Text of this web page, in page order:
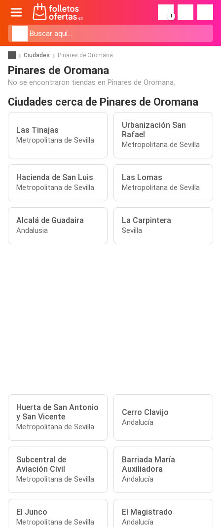
!
Ciudades Pinares de Oromana
Pinares de Oromana
No se encontraron tiendas en Pinares de Oromana.
Ciudades cerca de Pinares de Oromana
Las Tinajas
Metropolitana de Sevilla
Urbanización San
Rafael
Metropolitana de Sevilla
Hacienda de San Luis
Metropolitana de Sevilla
Las Lomas
Metropolitana de Sevilla
Alcalá de Guadaira
Andalusia
La Carpintera
Sevilla
Huerta de San Antonio
y San Vicente
Metropolitana de Sevilla
Cerro Clavijo
Andalucía
Subcentral de
Aviación Civil
Metropolitana de Sevilla
Barriada María
Auxiliadora
Andalucía
El Junco
Metropolitana de Sevilla
El Magistrado
Andalucía